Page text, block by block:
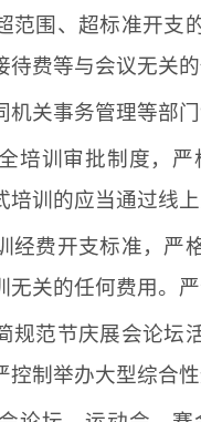
范围、超标准开支
待费等与会议无关
机关事务管理等部
培训审批制度，严
培训的应当通过线
经费开支标准，严
无关的任何费用。
规范节庆展会论坛
控制举办大型综合